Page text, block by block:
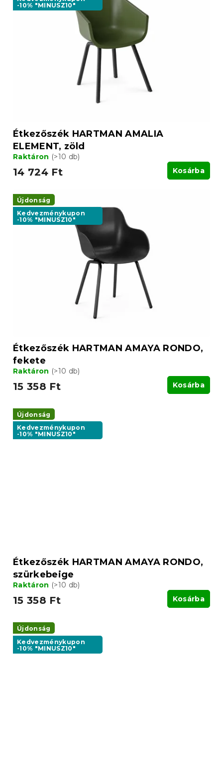
-10% "MINUSZ10"
Étkezőszék HARTMAN AMALIA
ELEMENT, zöld
Raktáron (>10 db)
14 724 Ft Kosárba
Újdonság
Kedvezménykupon
-10% "MINUSZ10"
Étkezőszék HARTMAN AMAYA RONDO,
fekete
Raktáron (>10 db)
15 358 Ft Kosárba
Újdonság
Kedvezménykupon
-10% "MINUSZ10"
Étkezőszék HARTMAN AMAYA RONDO,
szürkebeige
Raktáron (>10 db)
15 358 Ft Kosárba
Újdonság
Kedvezménykupon
-10% "MINUSZ10"